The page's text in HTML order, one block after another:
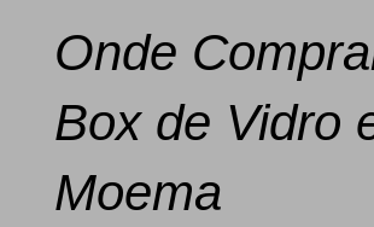
Onde
Box de Vidro
Moema